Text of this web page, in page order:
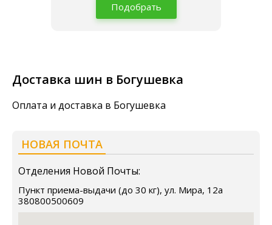
Подобрать
Доставка шин в Богушевка
Оплата и доставка в Богушевка
НОВАЯ ПОЧТА
Отделения Новой Почты:
Пункт приема-выдачи (до 30 кг), ул. Мира, 12а
380800500609